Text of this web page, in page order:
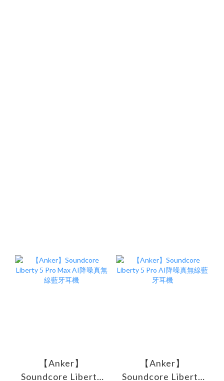
【Anker】
Soundcore Liberty
【Anker】
Soundcore Liberty